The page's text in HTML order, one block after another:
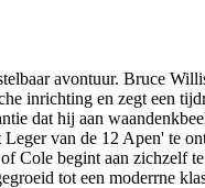
avontuur. Bruce
inrichting en zegt een
dat hij aan
van de 12 Apen' te
Cole begint aan
tot een moderrne